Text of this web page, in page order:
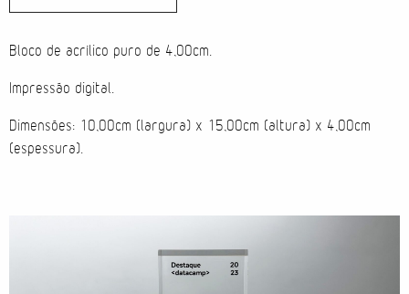
Coordenação de Evento
Direção de Evento
Produção de Evento
Bloco de acrílico puro de 4,00cm.
Impressão digital.
Dimensões: 10,00cm (largura) x 15,00cm (altura) x 4,00cm
(espessura).